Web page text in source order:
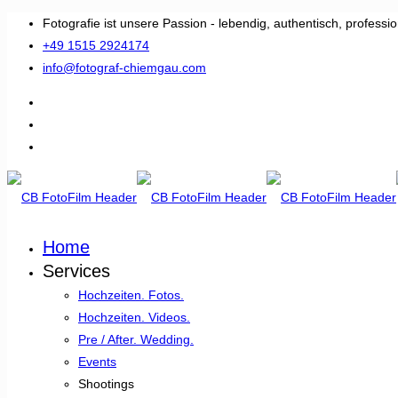
Fotografie ist unsere Passion - lebendig, authentisch,
+49 1515 2924174
info@fotograf-chiemgau.com
Home
Services
Hochzeiten. Fotos.
Hochzeiten. Videos.
Pre / After. Wedding.
Events
Shootings